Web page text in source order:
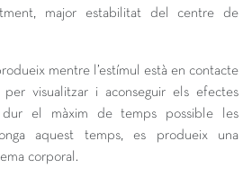
major estabilitat del centre de
mentre l’estímul està en contacte
visualitzar i aconseguir els efectes
dur el màxim de temps possible les
aquest temps, es produeix una
corporal.